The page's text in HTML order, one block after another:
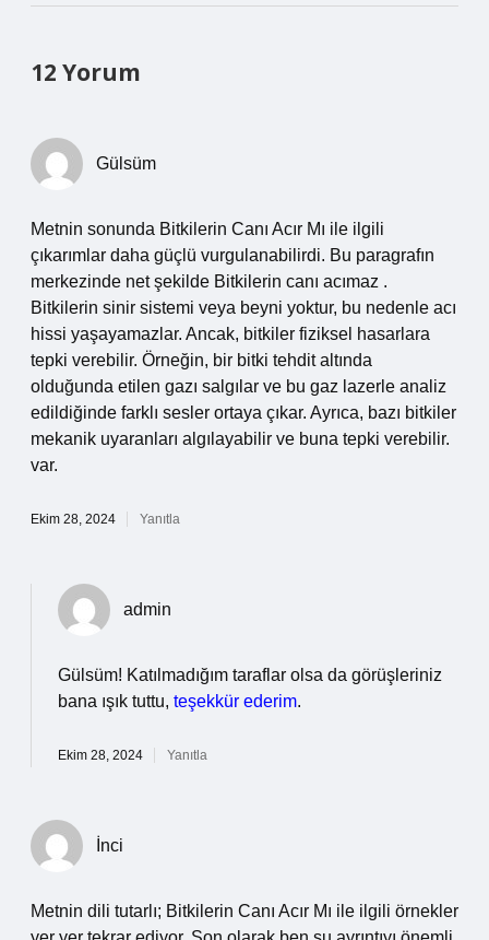
12 Yorum
Gülsüm
Metnin sonunda Bitkilerin Canı Acır Mı ile ilgili
çıkarımlar daha güçlü vurgulanabilirdi. Bu paragrafın
merkezinde net şekilde Bitkilerin canı acımaz .
Bitkilerin sinir sistemi veya beyni yoktur, bu nedenle acı
hissi yaşayamazlar. Ancak, bitkiler fiziksel hasarlara
tepki verebilir. Örneğin, bir bitki tehdit altında
olduğunda etilen gazı salgılar ve bu gaz lazerle analiz
edildiğinde farklı sesler ortaya çıkar. Ayrıca, bazı bitkiler
mekanik uyaranları algılayabilir ve buna tepki verebilir.
var.
Ekim 28, 2024 Yanıtla
admin
Gülsüm! Katılmadığım taraflar olsa da görüşleriniz
bana ışık tuttu, teşekkür ederim.
Ekim 28, 2024 Yanıtla
İnci
Metnin dili tutarlı; Bitkilerin Canı Acır Mı ile ilgili örnekler